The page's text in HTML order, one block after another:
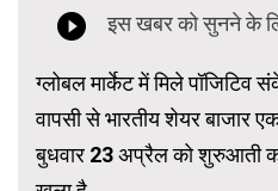
ग्लोबल मार्केट में मिले पॉजिटिव
वापसी से भारतीय शेयर बाजार
बुधवार 23 अप्रैल को शुरुआती